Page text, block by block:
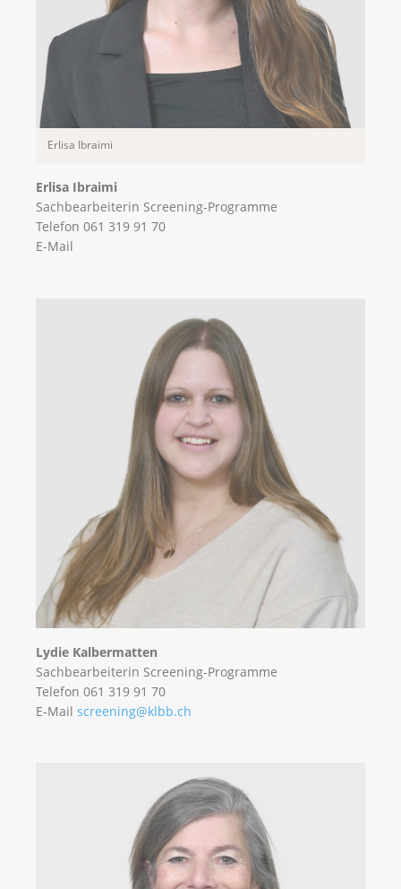
Erlisa Ibraimi
Erlisa Ibraimi
Sachbearbeiterin Screening-Programme
Telefon 061 319 91 70
E-Mail
Lydie Kalbermatten
Sachbearbeiterin Screening-Programme
Telefon 061 319 91 70
E-Mail screening@klbb.ch